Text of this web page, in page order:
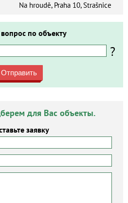
Na hroudě, Praha 10, Strašnice
по объекту
?
Отправить
для Вас объекты.
заявку